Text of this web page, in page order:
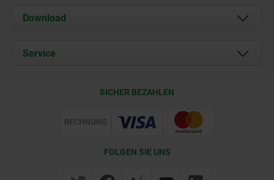
Über uns
Kontakt
Download
Dokumente
Service
SICHER BEZAHLEN
FOLGEN SIE UNS